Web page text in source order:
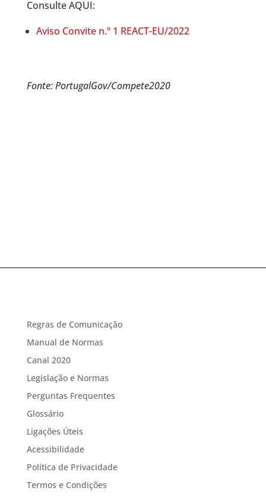
Consulte AQUI:
Aviso Convite n.º 1 REACT-EU/2022
Fonte: PortugalGov/Compete2020
Regras de Comunicação
Manual de Normas
Canal 2020
Legislação e Normas
Perguntas Frequentes
Glossário
Ligações Úteis
Acessibilidade
Política de Privacidade
Termos e Condições